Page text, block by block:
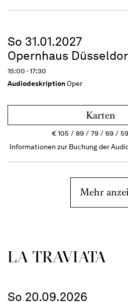
So 31.01.2027
Opernhaus
15:00 - 17:30
AudiodeskriptionOper
Karten
€105 89 79 69 59
Informationen zur Buchung der
Mehr
LA TRAVI­ATA
So 20.09.2026